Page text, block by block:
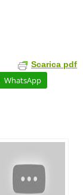
Scarica pdf
WhatsApp